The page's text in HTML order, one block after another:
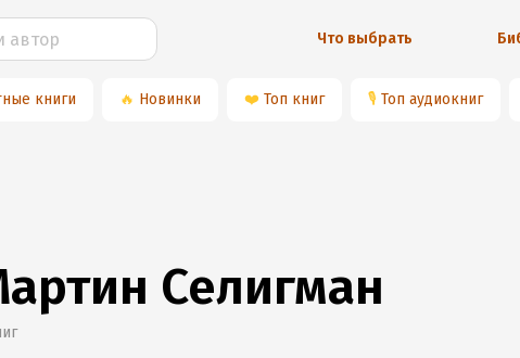
Что выбрать
книги 🔥 Новинки ❤️ Топ книг 🎙 Топ аудиокниг
Селигман